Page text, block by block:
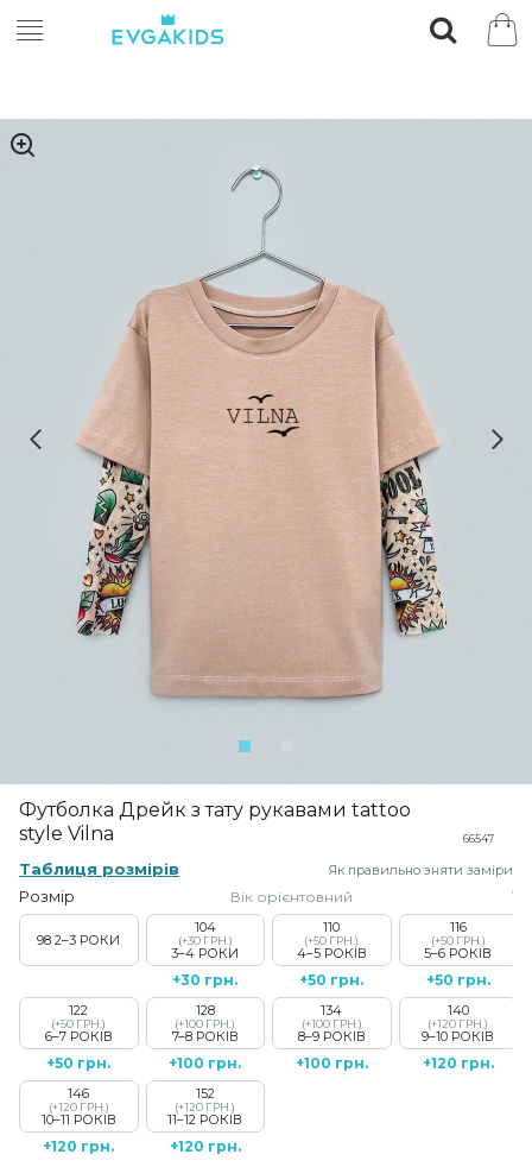
Футболка Дрейк з тату рукавами tattoo
style Vilna
66547
Таблиця розмірів Як правильно зняти заміри
Розмір Вік орієнтовний
98 2–3 РОКИ
104
(+30 ГРН.)
3–4 РОКИ
+30 грн.
110
(+50 ГРН.)
4–5 РОКІВ
+50 грн.
116
(+50 ГРН.)
5–6 РОКІВ
+50 грн.
122
(+50 ГРН.)
6–7 РОКІВ
+50 грн.
128
(+100 ГРН.)
7–8 РОКІВ
+100 грн.
134
(+100 ГРН.)
8–9 РОКІВ
+100 грн.
140
(+120 ГРН.)
9–10 РОКІВ
+120 грн.
146
(+120 ГРН.)
10–11 РОКІВ
+120 грн.
152
(+120 ГРН.)
11–12 РОКІВ
+120 грн.